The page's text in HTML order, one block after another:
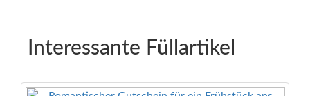
Interessante Füllartikel